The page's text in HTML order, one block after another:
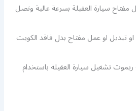
مفتاح سيارة العقيلة بسرعة عالية ونصل
تبديل او عمل مفتاح بدل فاقد الكويت
تشغيل سيارة العقيلة باستخدام